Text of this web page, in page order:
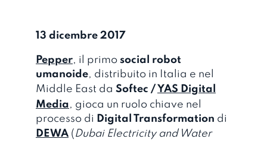
13 dicembre 2017
Pepper, il primo social robot
umanoide, distribuito in Italia e nel
Middle East da Softec / YAS Digital
Media, gioca un ruolo chiave nel
processo di Digital Transformation di
DEWA ( Dubai Electricity and Water